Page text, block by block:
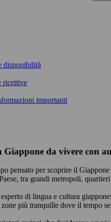
disponibilità
ricettive
importanti
da vivere con
pensato per scoprire il
tra grandi metropoli,
di lingua e cultura
più tranquille dove il tempo